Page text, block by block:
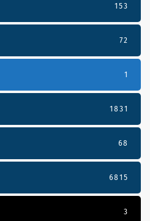
153
72
1
1831
68
6815
3